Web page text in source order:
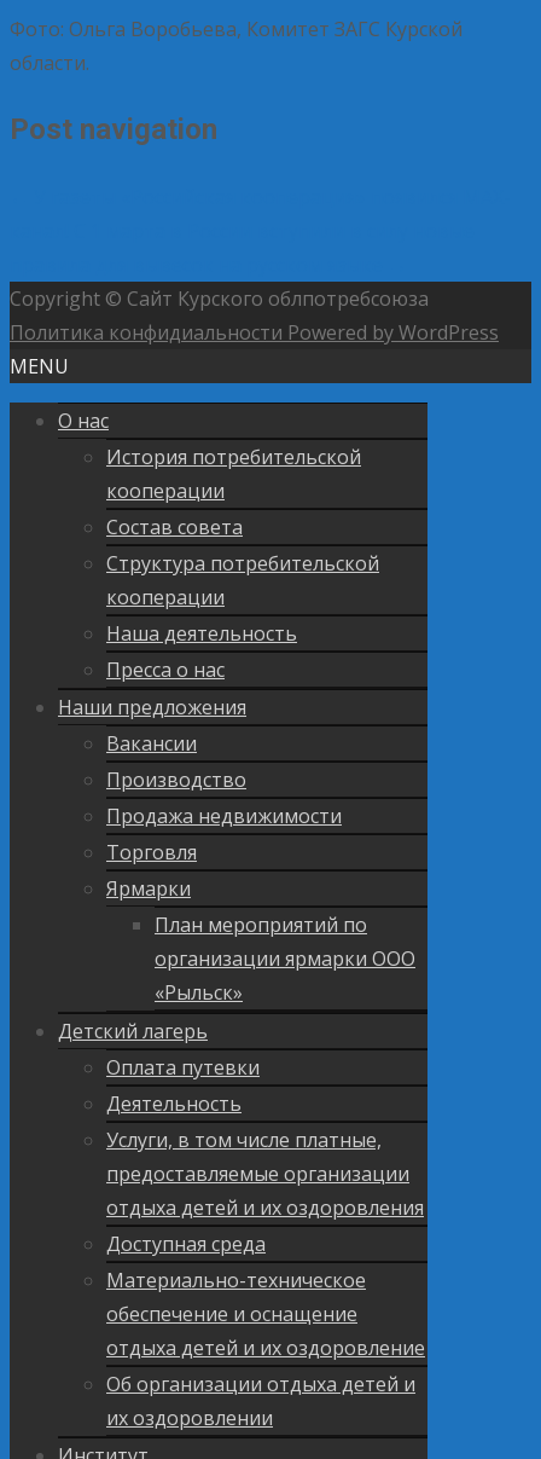
Фото: Ольга Воробьева, Комитет ЗАГС Курской
области.
Post navigation
Copyright © Сайт Курского облпотребсоюза
Политика конфидиальности Powered by WordPress
MENU
О нас
История потребительской
кооперации
Состав совета
Структура потребительской
кооперации
Наша деятельность
Пресса о нас
Наши предложения
Вакансии
Производство
Продажа недвижимости
Торговля
Ярмарки
План мероприятий по
организации ярмарки ООО
«Рыльск»
Детский лагерь
Оплата путевки
Деятельность
Услуги, в том числе платные,
предоставляемые организации
отдыха детей и их оздоровления
Доступная среда
Материально-техническое
обеспечение и оснащение
отдыха детей и их оздоровление
Об организации отдыха детей и
их оздоровлении